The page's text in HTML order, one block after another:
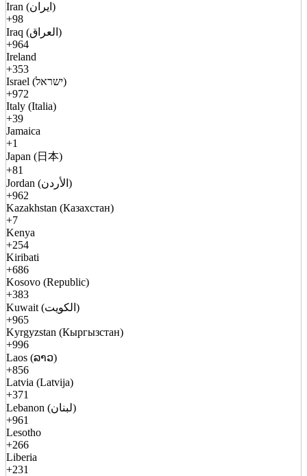
Iran (ایران)
+98
Iraq (العراق)
+964
Ireland
+353
Israel (ישראל)
+972
Italy (Italia)
+39
Jamaica
+1
Japan (日本)
+81
Jordan (الأردن)
+962
Kazakhstan (Казахстан)
+7
Kenya
+254
Kiribati
+686
Kosovo (Republic)
+383
Kuwait (الكويت)
+965
Kyrgyzstan (Кыргызстан)
+996
Laos (ລາວ)
+856
Latvia (Latvija)
+371
Lebanon (لبنان)
+961
Lesotho
+266
Liberia
+231